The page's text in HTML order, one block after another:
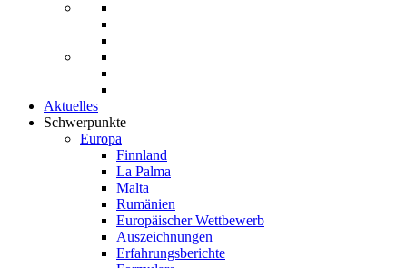
Aktuelles
Schwerpunkte
Europa
Finnland
La Palma
Malta
Rumänien
Europäischer Wettbewerb
Auszeichnungen
Erfahrungsberichte